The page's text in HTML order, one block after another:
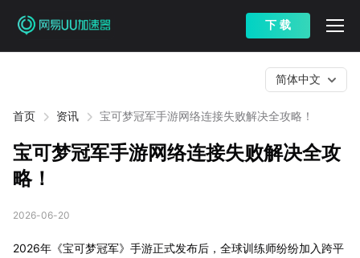
下 载
首页 资讯 宝可梦冠军手游网络连接失败解决全攻略！
简体中文
宝可梦冠军手游网络连接失败解决全攻
略！
2026-06-20
2026年《宝可梦冠军》手游正式发布后，全球训练师纷纷加入跨平